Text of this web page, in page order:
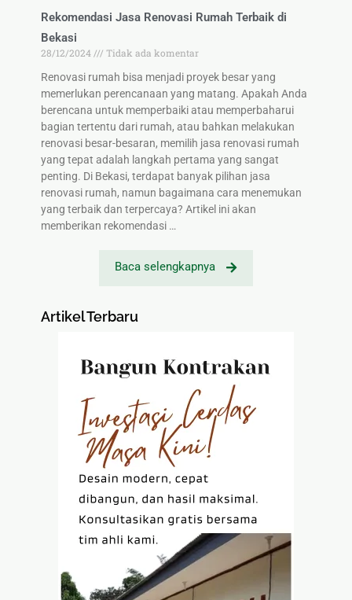
Rekomendasi Jasa Renovasi Rumah Terbaik di
Bekasi
28/12/2024
Tidak ada komentar
Renovasi rumah bisa menjadi proyek besar yang
memerlukan perencanaan yang matang. Apakah Anda
berencana untuk memperbaiki atau memperbaharui
bagian tertentu dari rumah, atau bahkan melakukan
renovasi besar-besaran, memilih jasa renovasi rumah
yang tepat adalah langkah pertama yang sangat
penting. Di Bekasi, terdapat banyak pilihan jasa
renovasi rumah, namun bagaimana cara menemukan
yang terbaik dan terpercaya? Artikel ini akan
memberikan rekomendasi …
Baca selengkapnya
Artikel Terbaru